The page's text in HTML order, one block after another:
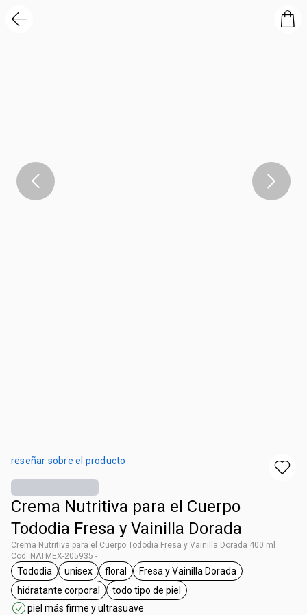
reseñar sobre el producto
Crema Nutritiva para el Cuerpo
Tododia Fresa y Vainilla Dorada
Crema Nutritiva para el Cuerpo Tododia Fresa y Vainilla Dorada 400 ml
Cod. NATMEX-205935 -
etiqueta Tododia
Tododia
etiqueta unisex
unisex
etiqueta floral
floral
etiqueta Fresa y Vainilla
Fresa y Vainilla Dorada
etiqueta hidratante corporal
hidratante corporal
etiqueta todo tipo de piel
todo tipo de piel
piel más firme y ultrasuave